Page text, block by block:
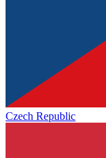
Czech Republic